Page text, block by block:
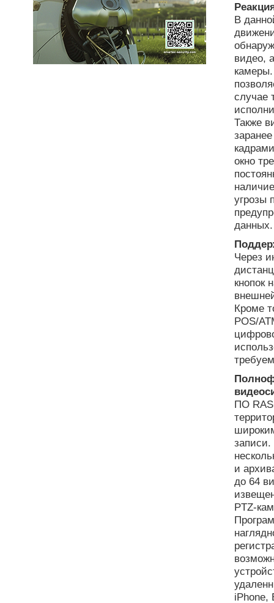
В
видео,
случае
Также
окно
угрозы
данных.
Через
кнопок
Кроме
POS/
ПО
записи.
и
до 64
PTZ-
iPhone,